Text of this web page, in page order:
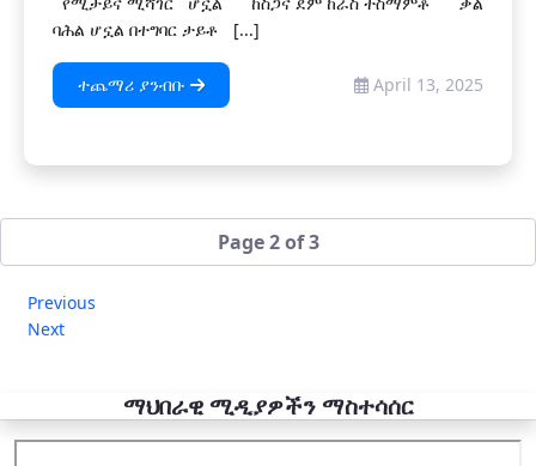
ባሕል ሆኗል በተግባር ታይቶ [...]
ተጨማሪ ያንብቡ April 13, 2025
Page 2 of 3
Previous
Next
ማህበራዊ ሚዲያዎችን ማስተሳሰር